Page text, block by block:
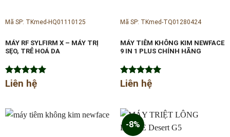
Mã SP: TKmed-HQ01110125
MÁY RF SYLFIRM X – MÁY TRỊ
SẸO, TRẺ HOÁ DA
Được xếp
5.00
Liên hệ
Mã SP: TKmed-TQ01280424
MÁY TIÊM KHÔNG KIM NEWFACE
9 IN 1 PLUS CHÍNH HÃNG
Được xếp
5.00
Liên hệ
-8%